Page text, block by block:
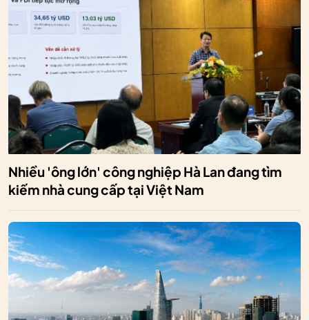
Nhiều 'ông lớn' công nghiệp Hà Lan đang tìm
kiếm nhà cung cấp tại Việt Nam